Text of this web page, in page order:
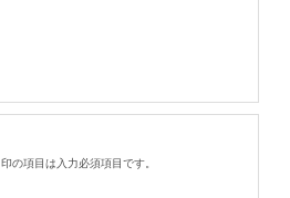
印の項目は入力必須項目です。